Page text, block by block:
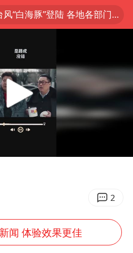
台风“白海豚”登陆 各地各部门全力应对
人形机器人第一股
海地铁4条线路全线停运
树申购 中一签有望赚20万元
平卫生间补漏注胶花1.55万
白海豚路径图
面对面丨蔡磊：与渐冻症抗争 纵使不敌 也不屈服
5万小车卖不动 微型代步车集体遇冷
2
闻 体验效果更佳